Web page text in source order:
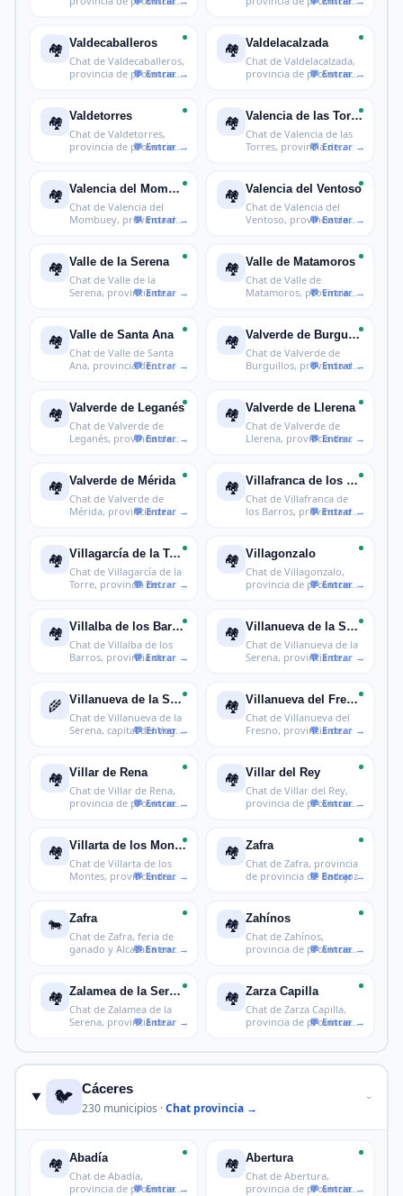
🏘️ Valdecaballeros
Chat de Valdecaballeros,
provincia de provincia
🏘️ Valdelacalzada
Chat de Valdelacalzada,
provincia de provincia
🏘️ Valdetorres
Chat de Valdetorres,
provincia de provincia
🏘️ Valencia de las Torres
Chat de Valencia de las
Torres, provincia de
🏘️ Valencia del Mombuey
Chat de Valencia del
Mombuey, provincia de
🏘️ Valencia del Ventoso
Chat de Valencia del
Ventoso, provincia de
🏘️ Valle de la Serena
Chat de Valle de la
Serena, provincia de
🏘️ Valle de Matamoros
Chat de Valle de
Matamoros, provincia
🏘️ Valle de Santa Ana
Chat de Valle de Santa
Ana, provincia de
🏘️ Valverde de Burguillos
Chat de Valverde de
Burguillos, provincia de
🏘️ Valverde de Leganés
Chat de Valverde de
Leganés, provincia de
🏘️ Valverde de Llerena
Chat de Valverde de
Llerena, provincia de
🏘️ Valverde de Mérida
Chat de Valverde de
Mérida, provincia de
🏘️ Villafranca de los Barros
Chat de Villafranca de
los Barros, provincia de
🏘️ Villagarcía de la Torre
Chat de Villagarcía de la
Torre, provincia de
🏘️ Villagonzalo
Chat de Villagonzalo,
provincia de provincia
🏘️ Villalba de los Barros
Chat de Villalba de los
Barros, provincia de
🏘️ Villanueva de la Serena
Chat de Villanueva de la
Serena, provincia de
🌾 Villanueva de la Serena
Chat de Villanueva de la
Serena, capital del Vegas
🏘️ Villanueva del Fresno
Chat de Villanueva del
Fresno, provincia de
🏘️ Villar de Rena
Chat de Villar de Rena,
provincia de provincia
🏘️ Villar del Rey
Chat de Villar del Rey,
provincia de provincia
🏘️ Villarta de los Montes
Chat de Villarta de los
Montes, provincia de
🏘️ Zafra
Chat de Zafra, provincia
de provincia de Badajoz
🐄 Zafra
Chat de Zafra, feria de
ganado y Alcazaba en
🏘️ Zahínos
Chat de Zahínos,
provincia de provincia
🏘️ Zalamea de la Serena
Chat de Zalamea de la
Serena, provincia de
🏘️ Zarza Capilla
Chat de Zarza Capilla,
provincia de provincia
🐦
Cáceres
230 municipios ·Chat provincia →
›
🏘️ Abadía
Chat de Abadía,
provincia de provincia
🏘️ Abertura
Chat de Abertura,
provincia de provincia